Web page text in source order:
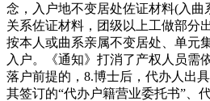
念，入户地不变居处佐证材料(入曲
关系佐证材料，团级以上工做部分
按本人或曲系亲属不变居处、单元
入户。《通知》打消了产权人员需
落户前提的，8.博士后，代办人出
其签订的“代办户籍营业委托书”、